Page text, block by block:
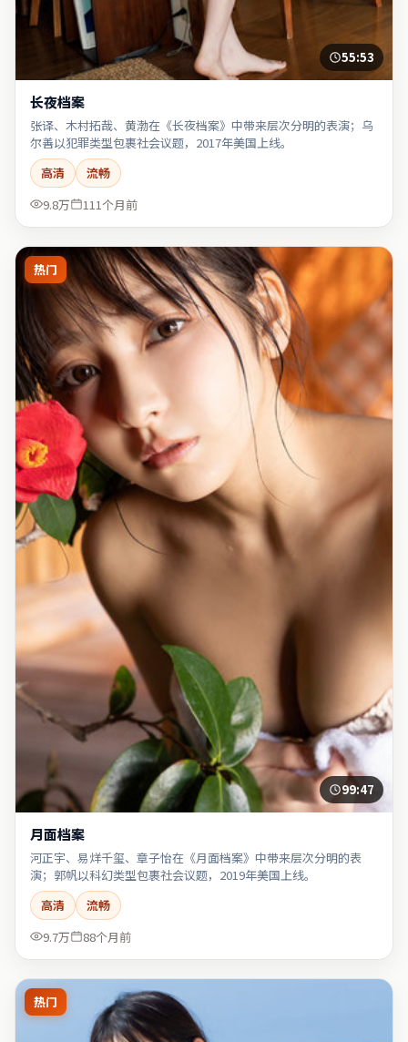
55:53
长夜档案
张译、木村拓哉、黄渤在《长夜档案》中带来层次分明的表演；乌
尔善以犯罪类型包裹社会议题，2017年美国上线。
高清
流畅
9.8万
111个月前
热门
99:47
月面档案
河正宇、易烊千玺、章子怡在《月面档案》中带来层次分明的表
演；郭帆以科幻类型包裹社会议题，2019年美国上线。
高清
流畅
9.7万
88个月前
热门